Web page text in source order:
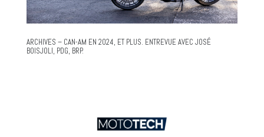
ARCHIVES – CAN-AM EN 2024, ET PLUS. ENTREVUE AVEC JOSÉ
BOISJOLI, PDG, BRP.